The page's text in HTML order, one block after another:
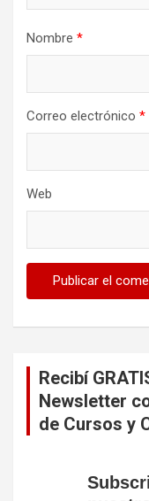
Nombre *
Correo electrónico *
Web
Recibí
Newsletter
de Cursos y